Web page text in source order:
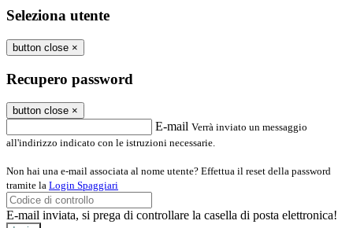
Seleziona utente
button close ×
Recupero password
button close ×
E-mail Verrà inviato un messaggio
all'indirizzo indicato con le istruzioni necessarie.
Non hai una e-mail associata al nome utente? Effettua il reset della password
tramite la Login Spaggiari
E-mail inviata, si prega di controllare la casella di posta elettronica!